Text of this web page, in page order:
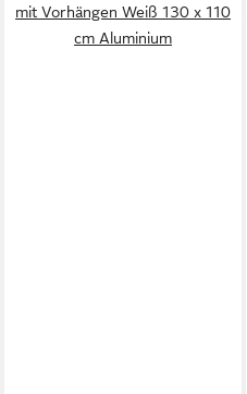
mit Vorhängen Weiß 130 x 110
cm Aluminium